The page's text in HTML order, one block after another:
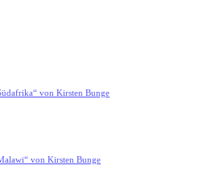
von Kirsten Bunge
von Kirsten Bunge